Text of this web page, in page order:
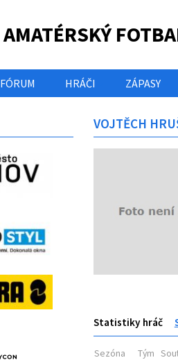
AMATÉRSKÝ
FÓRUM HRÁČI ZÁPASY
VOJTĚCH
Statistiky hráč
Sezóna Tým